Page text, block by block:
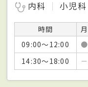
内科
小児科
時間 月
09:00～12:00
●
14:30～18:00
－